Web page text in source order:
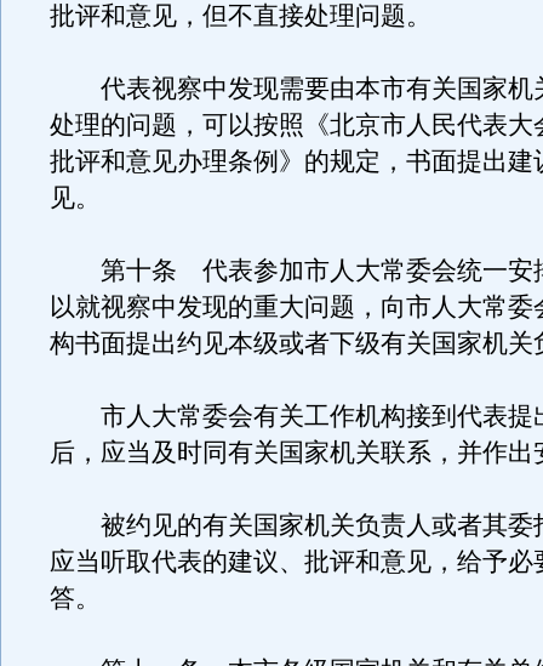
批评和意见，但不直接处理问题。
代表视察中发现需要由本市有关国家机
处理的问题，可以按照《北京市人民代表大
批评和意见办理条例》的规定，书面提出建
见。
第十条 代表参加市人大常委会统一安
以就视察中发现的重大问题，向市人大常委
构书面提出约见本级或者下级有关国家机关
市人大常委会有关工作机构接到代表提
后，应当及时同有关国家机关联系，并作出
被约见的有关国家机关负责人或者其委
应当听取代表的建议、批评和意见，给予必
答。